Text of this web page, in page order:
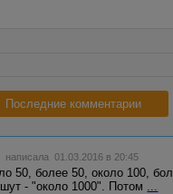
Последние комментарии
написала 01.03.2016 в 20:45
50, более 50, около 100,
- "около 1000". Потом ...